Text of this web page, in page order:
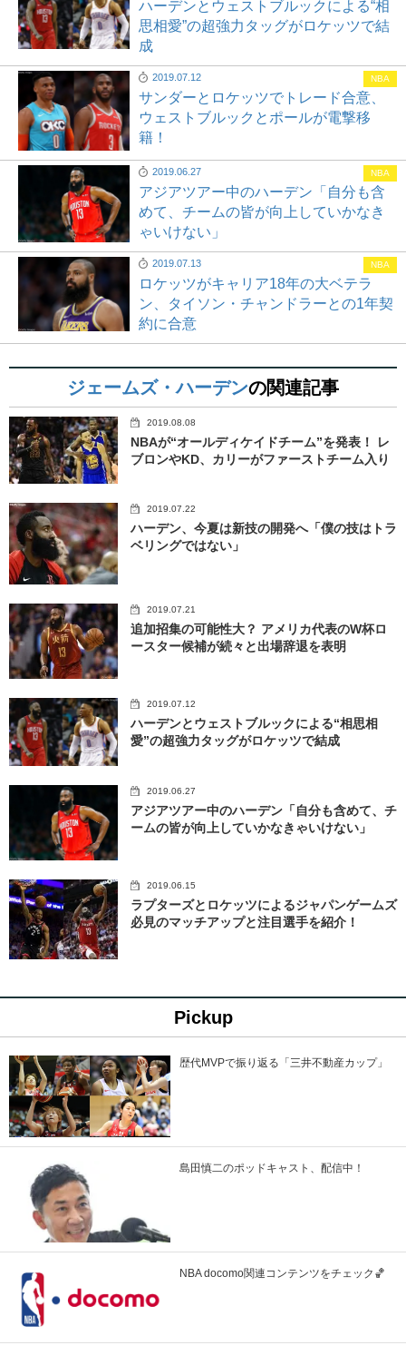
ハーデンとウェストブルックによる“相
思相愛”の超強力タッグがロケッツで結
成
2019.07.12
サンダーとロケッツでトレード合意、
ウェストブルックとポールが電撃移
籍！
NBA
2019.06.27
アジアツアー中のハーデン「自分も含
めて、チームの皆が向上していかなき
ゃいけない」
NBA
2019.07.13
ロケッツがキャリア18年の大ベテラ
ン、タイソン・チャンドラーとの1年契
約に合意
NBA
ジェームズ・ハーデンの関連記事
2019.08.08
NBAが“オールディケイドチーム”を発表！ レ
ブロンやKD、カリーがファーストチーム入り
2019.07.22
ハーデン、今夏は新技の開発へ「僕の技はトラ
ベリングではない」
2019.07.21
追加招集の可能性大？ アメリカ代表のW杯ロ
ースター候補が続々と出場辞退を表明
2019.07.12
ハーデンとウェストブルックによる“相思相
愛”の超強力タッグがロケッツで結成
2019.06.27
アジアツアー中のハーデン「自分も含めて、チ
ームの皆が向上していかなきゃいけない」
2019.06.15
ラプターズとロケッツによるジャパンゲームズ
必見のマッチアップと注目選手を紹介！
Pickup
歴代MVPで振り返る「三井不動産カップ」
島田慎二のポッドキャスト、配信中！
NBA docomo関連コンテンツをチェック🏀